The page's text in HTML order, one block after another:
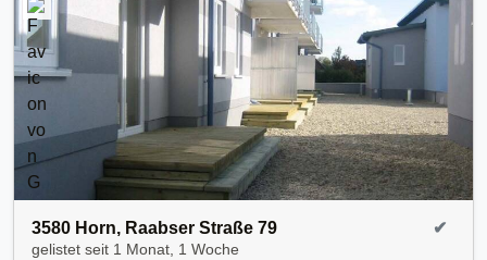
3580 Horn, Raabser Straße 79
gelistet seit 1 Monat, 1 Woche
✔